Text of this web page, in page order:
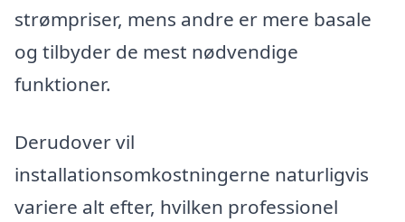
strømpriser, mens andre er mere basale
og tilbyder de mest nødvendige
funktioner.
Derudover vil
installationsomkostningerne naturligvis
variere alt efter, hvilken professionel